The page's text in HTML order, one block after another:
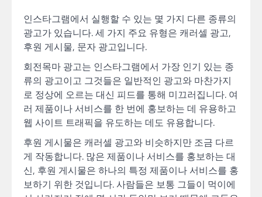
인스타그램에서 실행할 수 있는 몇 가지 다른 종류의
광고가 있습니다. 세 가지 주요 유형은 캐러셀 광고,
후원 게시물, 문자 광고입니다.
회전목마 광고는 인스타그램에서 가장 인기 있는 종
류의 광고이고 그것들은 일반적인 광고와 마찬가지
로 정상에 오르는 대신 피드를 통해 미끄러집니다. 여
러 제품이나 서비스를 한 번에 홍보하는 데 유용하고
웹 사이트 트래픽을 유도하는 데도 유용합니다.
후원 게시물은 캐러셀 광고와 비슷하지만 조금 다르
게 작동합니다. 많은 제품이나 서비스를 홍보하는 대
신, 후원 게시물은 하나의 특정 제품이나 서비스를 홍
보하기 위한 것입니다. 사람들은 보통 그들이 먹이에